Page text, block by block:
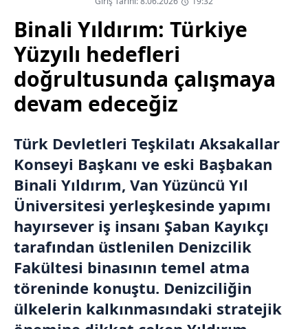
Binali Yıldırım: Türkiye
Yüzyılı hedefleri
doğrultusunda çalışmaya
devam edeceğiz
Türk Devletleri Teşkilatı Aksakallar
Konseyi Başkanı ve eski Başbakan
Binali Yıldırım, Van Yüzüncü Yıl
Üniversitesi yerleşkesinde yapımı
hayırsever iş insanı Şaban Kayıkçı
tarafından üstlenilen Denizcilik
Fakültesi binasının temel atma
töreninde konuştu. Denizciliğin
ülkelerin kalkınmasındaki stratejik